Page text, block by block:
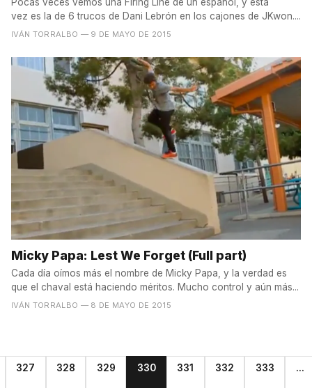
Pocas veces vemos una Firing Line de un español, y esta
vez es la de 6 trucos de Dani Lebrón en los cajones de JKwon....
IVÁN TORRALBO — 9 DE MAYO DE 2015
Micky Papa: Lest We Forget (Full part)
Cada día oímos más el nombre de Micky Papa, y la verdad es
que el chaval está haciendo méritos. Mucho control y aún más...
IVÁN TORRALBO — 8 DE MAYO DE 2015
327 328 329 330 331 332 333 ...